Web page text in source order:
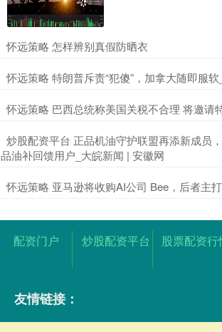
​怀远策略 怎样辨别真假防晒衣
怀远策略 特朗普斥责“犯傻”，加拿大随即服
怀远策略 巴西总统称美国关税不合理 将邀请
炒股配资平台 正品机油守护联盟再添新成员
品油补回馈用户_大皖新闻 | 安徽网
怀远策略 亚马逊将收购AI公司 Bee，后者主
配资门户 炒股配资平台 股票配资行
友情链接：